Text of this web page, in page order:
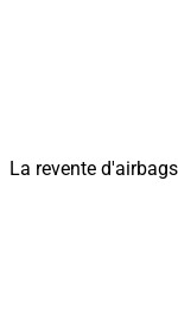
La revente